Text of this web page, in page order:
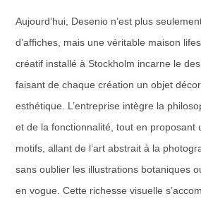
Aujourd’hui, Desenio n’est plus
d’affiches, mais une véritable maison
créatif installé à Stockholm incarne le
faisant de chaque création un objet
esthétique. L’entreprise intègre la
et de la fonctionnalité, tout en proposant
motifs, allant de l’art abstrait à la
sans oublier les illustrations botaniques
en vogue. Cette richesse visuelle